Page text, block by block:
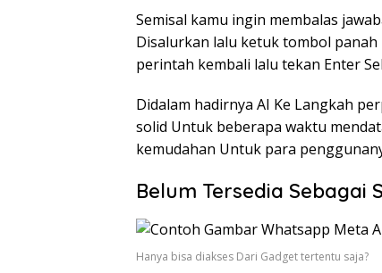
Semisal kamu ingin membalas
Disalurkan lalu ketuk tombol panah
perintah kembali lalu tekan Enter
Didalam hadirnya AI Ke Langkah
solid Untuk beberapa waktu
kemudahan Untuk para
Belum Tersedia Sebagai
Hanya bisa diakses Dari Gadget tertentu saja?